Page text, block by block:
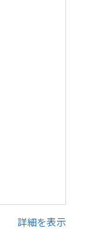
詳細を表示